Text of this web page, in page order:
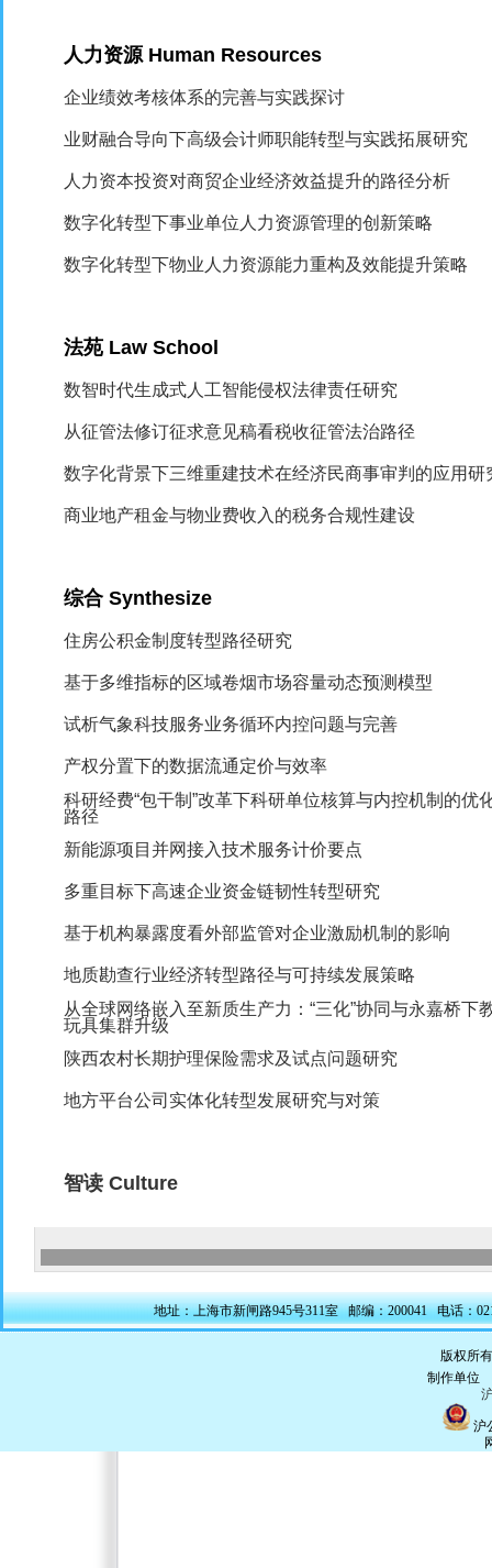
人力资源 Human Resources
企业绩效考核体系的完善与实践探讨
业财融合导向下高级会计师职能转型与实践拓展研究
人力资本投资对商贸企业经济效益提升的路径分析
数字化转型下事业单位人力资源管理的创新策略
数字化转型下物业人力资源能力重构及效能提升策略
法苑 Law School
数智时代生成式人工智能侵权法律责任研究
从征管法修订征求意见稿看税收征管法治路径
数字化背景下三维重建技术在经济民商事审判的应用研
商业地产租金与物业费收入的税务合规性建设
综合Synthesize
住房公积金制度转型路径研究
基于多维指标的区域卷烟市场容量动态预测模型
试析气象科技服务业务循环内控问题与完善
产权分置下的数据流通定价与效率
科研经费“包干制”改革下科研单位核算与内控机制的优
路径
新能源项目并网接入技术服务计价要点
多重目标下高速企业资金链韧性转型研究
基于机构暴露度看外部监管对企业激励机制的影响
地质勘查行业经济转型路径与可持续发展策略
从全球网络嵌入至新质生产力：“三化”协同与永嘉桥下
玩具集群升级
陕西农村长期护理保险需求及试点问题研究
地方平台公司实体化转型发展研究与对策
智读Culture
地址：上海市新闸路945号311室 邮编：200041 电话：
版权所
制作单位
沪